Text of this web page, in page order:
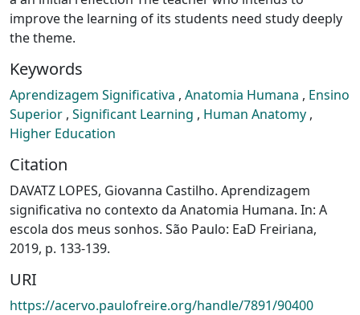
improve the learning of its students need study deeply
the theme.
Keywords
Aprendizagem Significativa , Anatomia Humana , Ensino
Superior , Significant Learning , Human Anatomy ,
Higher Education
Citation
DAVATZ LOPES, Giovanna Castilho. Aprendizagem
significativa no contexto da Anatomia Humana. In: A
escola dos meus sonhos. São Paulo: EaD Freiriana,
2019, p. 133-139.
URI
https://acervo.paulofreire.org/handle/7891/90400